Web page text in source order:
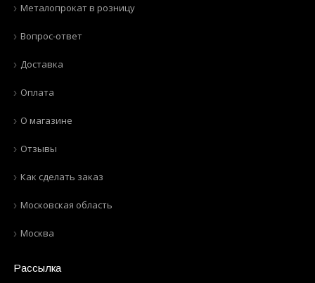
Металопрокат в розницу
Вопрос-ответ
Доставка
Оплата
О магазине
Отзывы
Как сделать заказ
Московская область
Москва
Рассылка